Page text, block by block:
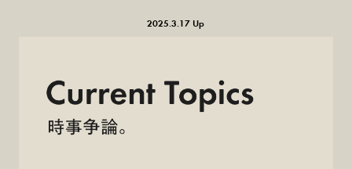
2025.3.17 Up